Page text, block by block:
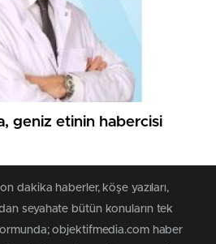
geniz etinin habercisi
dakika haberler, köşe yazıları,
seyahate bütün konuların tek
objektifmedia.com haber